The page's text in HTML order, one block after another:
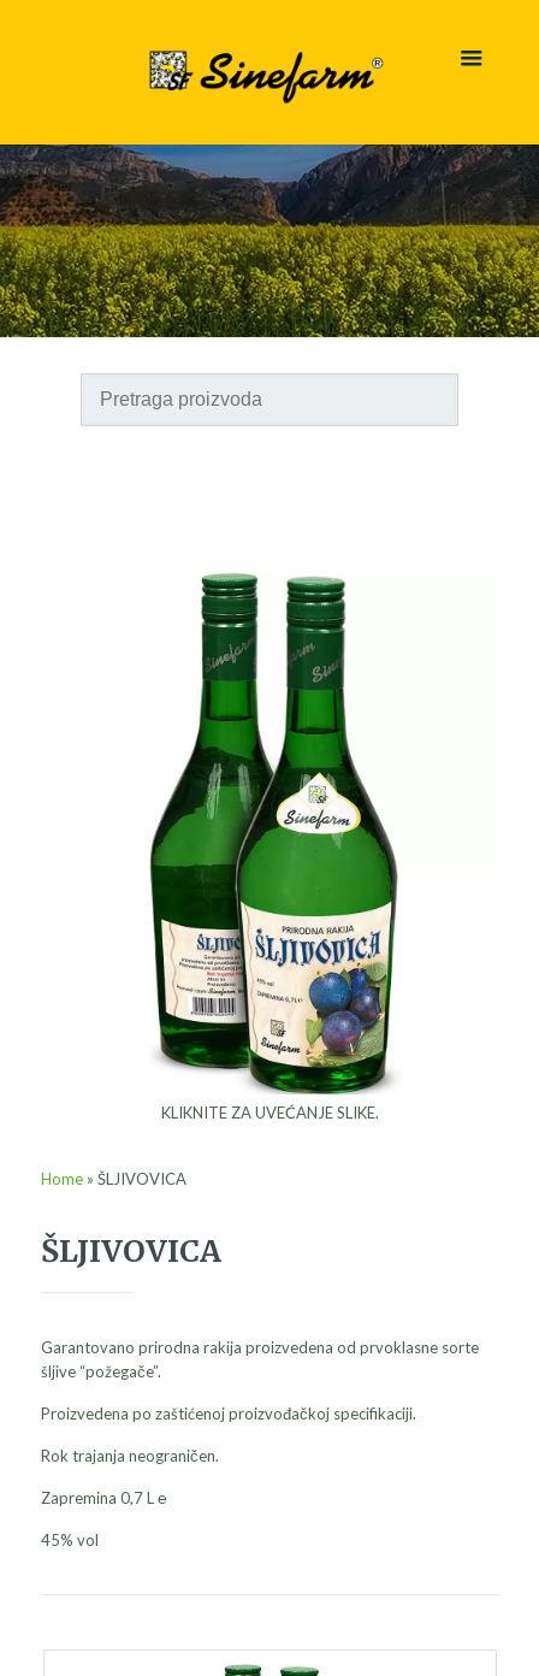
KLIKNITE ZA UVEĆANJE SLIKE.
Home» ŠLJIVOVICA
ŠLJIVOVICA
Garantovano prirodna rakija proizvedena od prvoklasne sorte
šljive “požegače”.
Proizvedena po zaštićenoj proizvođačkoj specifikaciji.
Rok trajanja neograničen.
Zapremina 0,7 L ℮
45% vol